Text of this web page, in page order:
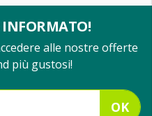
INFORMATO!
alle nostre offerte
più gustosi!
OK